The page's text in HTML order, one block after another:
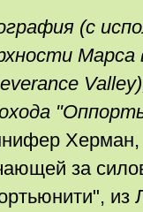
(с
Херман,
за
из